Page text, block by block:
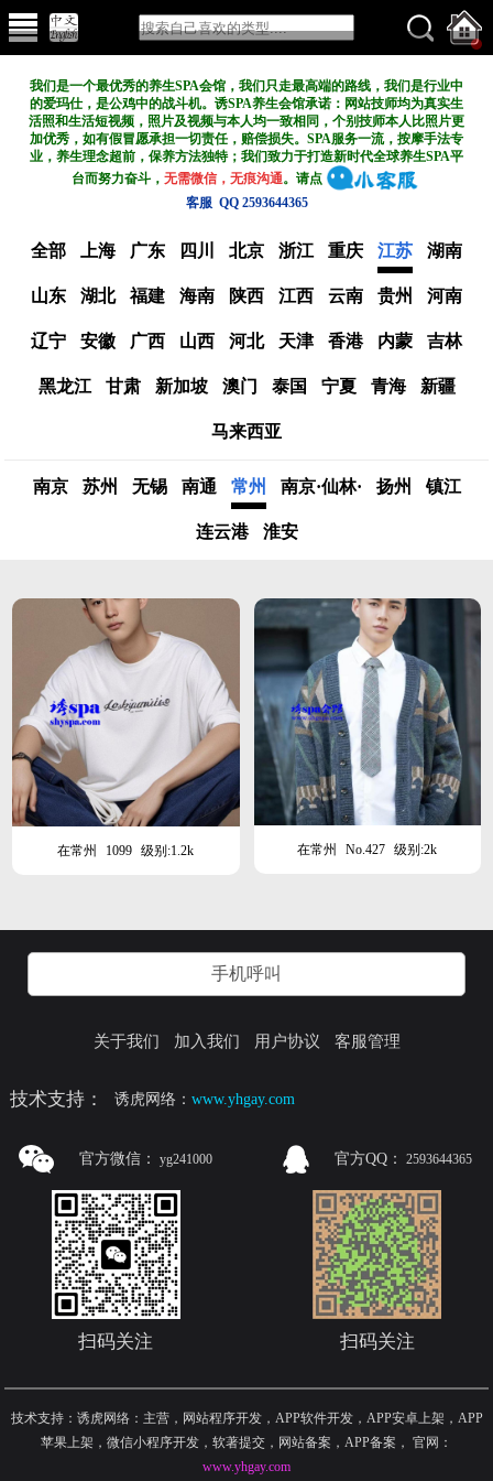
我们是一个最优秀的养生SPA会馆，我们只走最高端的路线，我们是行业中
的爱玛仕，是公鸡中的战斗机。诱SPA养生会馆承诺：网站技师均为真实生
活照和生活短视频，照片及视频与本人均一致相同，个别技师本人比照片更
加优秀，如有假冒愿承担一切责任，赔偿损失。SPA服务一流，按摩手法专
业，养生理念超前，保养方法独特；我们致力于打造新时代全球养生SPA平
台而努力奋斗，无需微信，无痕沟通。请点
客服 QQ 2593644365
全部 上海 广东 四川 北京 浙江 重庆 江苏 湖南
山东 湖北 福建 海南 陕西 江西 云南 贵州 河南
辽宁 安徽 广西 山西 河北 天津 香港 内蒙 吉林
黑龙江 甘肃 新加坡 澳门 泰国 宁夏 青海 新疆
马来西亚
南京 苏州 无锡 南通 常州 南京·仙林· 扬州 镇江
连云港 淮安
在常州 1099 级别:1.2k 在常州 No.427 级别:2k
手机呼叫
关于我们 加入我们 用户协议 客服管理
技术支持： 诱虎网络：www.yhgay.com
官方微信： yg241000
扫码关注
官方QQ： 2593644365
扫码关注
技术支持：诱虎网络：主营，网站程序开发，APP软件开发，APP安卓上架，APP
苹果上架，微信小程序开发，软著提交，网站备案，APP备案 ， 官网：
www.yhgay.com